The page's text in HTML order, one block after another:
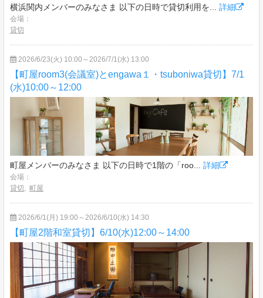
横浜関内メンバーのみなさま 以下の日時で貸切利用を... 詳細
会場：
貸切
2026/6/23(火) 10:00～2026/7/1(水) 13:00
【町屋room3(会議室)とengawa１・tsuboniwa貸切】7/1
(水)10:00～12:00
町屋メンバーのみなさま 以下の日時で1階の「roo... 詳細
会場：
貸切 , 町屋
2026/6/1(月) 19:00～2026/6/10(水) 14:30
【町屋2階和室貸切】6/10(水)12:00～14:00